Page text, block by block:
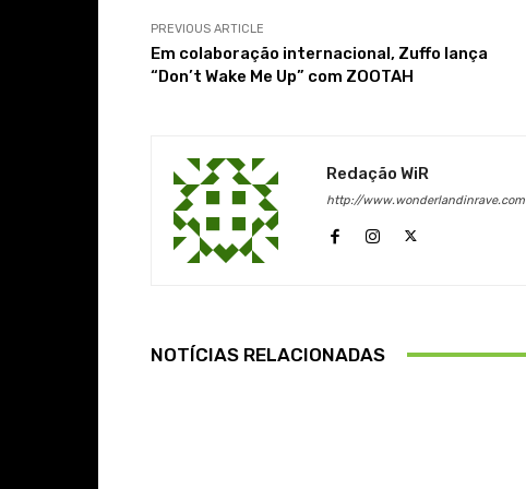
PREVIOUS ARTICLE
Em colaboração internacional, Zuffo lança
“Don’t Wake Me Up” com ZOOTAH
Redação WiR
http://www.wonderlandinrave.com
NOTÍCIAS RELACIONADAS